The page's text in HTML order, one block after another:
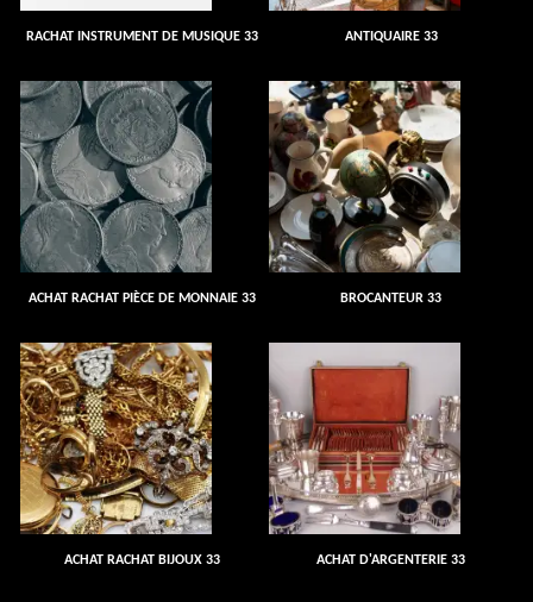
RACHAT INSTRUMENT DE MUSIQUE 33 ANTIQUAIRE 33
ACHAT RACHAT PIÈCE DE MONNAIE 33 BROCANTEUR 33
ACHAT RACHAT BIJOUX 33 ACHAT D'ARGENTERIE 33